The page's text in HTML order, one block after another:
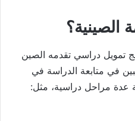
الصينية؟
تمويل دراسي تقدمه الصين
في متابعة الدراسة في
عدة مراحل دراسية، مثل: